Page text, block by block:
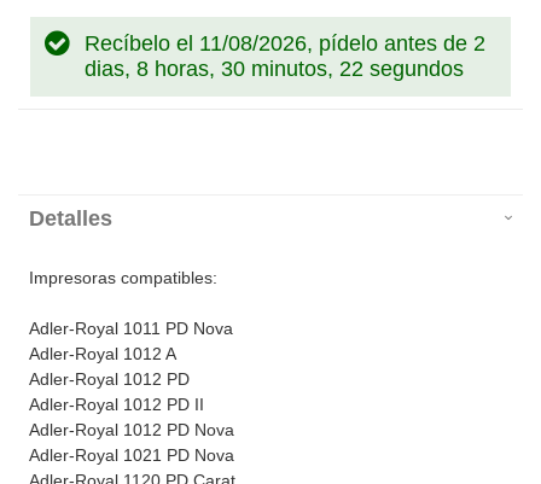
Recíbelo el 11/08/2026, pídelo antes de 2
dias, 8 horas, 30 minutos, 21 segundos
Detalles
Impresoras compatibles:
Adler-Royal 1011 PD Nova
Adler-Royal 1012 A
Adler-Royal 1012 PD
Adler-Royal 1012 PD II
Adler-Royal 1012 PD Nova
Adler-Royal 1021 PD Nova